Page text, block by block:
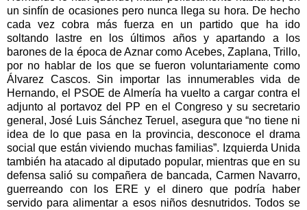
un sinfín de ocasiones pero nunca llega su hora. De hecho
cada vez cobra más fuerza en un partido que ha ido
soltando lastre en los últimos años y apartando a los
barones de la época de Aznar como Acebes, Zaplana, Trillo,
por no hablar de los que se fueron voluntariamente como
Álvarez Cascos. Sin importar las innumerables vida de
Hernando, el PSOE de Almería ha vuelto a cargar contra el
adjunto al portavoz del PP en el Congreso y su secretario
general, José Luis Sánchez Teruel, asegura que “no tiene ni
idea de lo que pasa en la provincia, desconoce el drama
social que están viviendo muchas familias”. Izquierda Unida
también ha atacado al diputado popular, mientras que en su
defensa salió su compañera de bancada, Carmen Navarro,
guerreando con los ERE y el dinero que podría haber
servido para alimentar a esos niños desnutridos. Todos se